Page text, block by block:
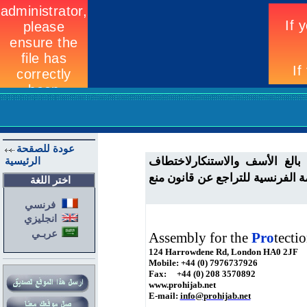
عودة للصقحة
الرئيسية
اختر اللغة
فرنسي
انجليزي
عربـي
الأسف وا لاستنكارلاختطاف
للتراجع عن قانون منع
Assembly for the Pro
124 Harrowdene Rd, London HA0 2JF
Mobile: +44 (0) 7976737926
Fax: +44 (0) 208 3570892
www.prohijab.net
E-mail: info@prohijab.net